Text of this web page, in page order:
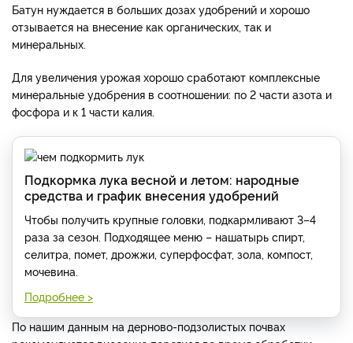
Батун нуждается в больших дозах удобрений и хорошо
отзывается на внесение как органических, так и
минеральных.
Для увеличения урожая хорошо сработают комплексные
минеральные удобрения в соотношении: по 2 части азота и
фосфора и к 1 части калия.
Подкормка лука весной и летом: народные
средства и график внесения удобрений
Чтобы получить крупные головки, подкармливают 3–4
раза за сезон. Подходящее меню – нашатырь спирт,
селитра, помет, дрожжи, суперфосфат, зола, компост,
мочевина.
Подробнее >
По нашим данным на дерново-подзолистых почвах